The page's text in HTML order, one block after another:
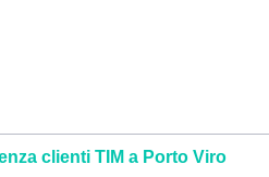
clienti TIM a Porto Viro